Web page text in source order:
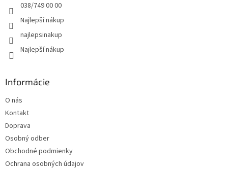
038/749 00 00
Najlepší nákup
najlepsinakup
Najlepší nákup
Informácie
O nás
Kontakt
Doprava
Osobný odber
Obchodné podmienky
Ochrana osobných údajov